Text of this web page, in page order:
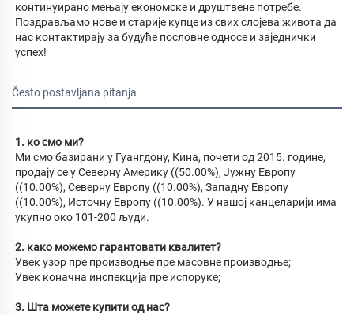
континуирано мењају економске и друштвене потребе.
Поздрављамо нове и старије купце из свих слојева живота да
нас контактирају за будуће пословне односе и заједнички
успех!
Često postavljana pitanja
1. ко смо ми?
Ми смо базирани у Гуангдону, Кина, почети од 2015. године,
продају се у Северну Америку ((50.00%), Јужну Европу
((10.00%), Северну Европу ((10.00%), Западну Европу
((10.00%), Источну Европу ((10.00%). У нашој канцеларији има
укупно око 101-200 људи.
2. како можемо гарантовати квалитет?
Увек узор пре производње пре масовне производње;
Увек коначна инспекција пре испоруке;
3. Шта можете купити од нас?